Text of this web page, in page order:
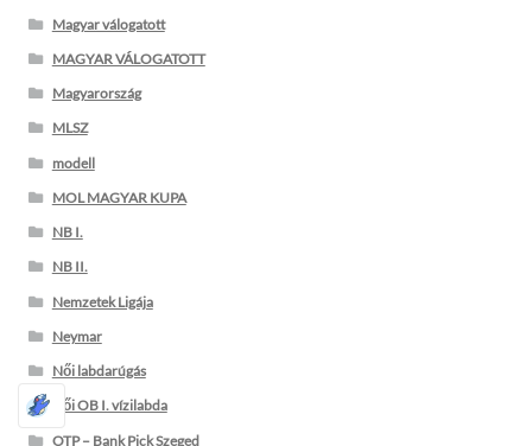
Magyar válogatott
MAGYAR VÁLOGATOTT
Magyarország
MLSZ
modell
MOL MAGYAR KUPA
NB I.
NB II.
Nemzetek Ligája
Neymar
Női labdarúgás
Női OB I. vízilabda
OTP – Bank Pick Szeged